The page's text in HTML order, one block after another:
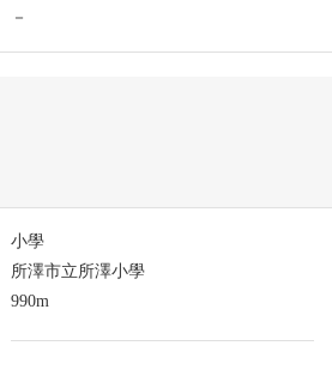
－
小學
所澤市立所澤小學
990m